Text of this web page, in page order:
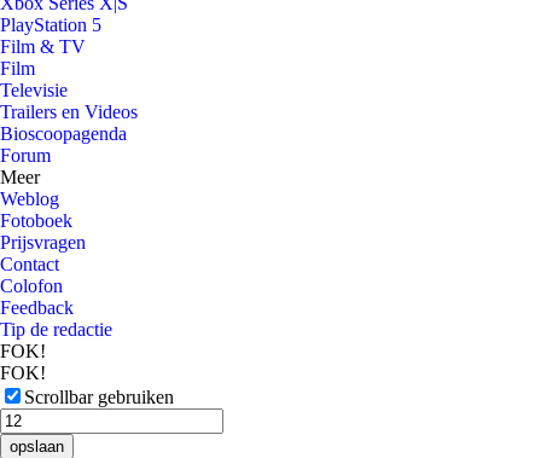
PlayStation 5
Film & TV
Film
Televisie
Trailers en Videos
Bioscoopagenda
Forum
Meer
Weblog
Fotoboek
Prijsvragen
Contact
Colofon
Feedback
Tip de redactie
FOK!
FOK!
Scrollbar gebruiken
opslaan